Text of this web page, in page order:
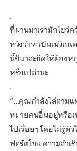
.
ที่ผ่านมาเรามักไขว่
หวังว่าจะเป็นเนวิเก
นี้ก็มาสะกิดให้ต้องห
หรือเปล่านะ
.
“...คุณกำลังไล่ตามแ
หมายคนอื่นอยู่หรือเ
ไปเรื่อยๆ โดยไม่รู้
ฟอร์ตโซน ความสำเ